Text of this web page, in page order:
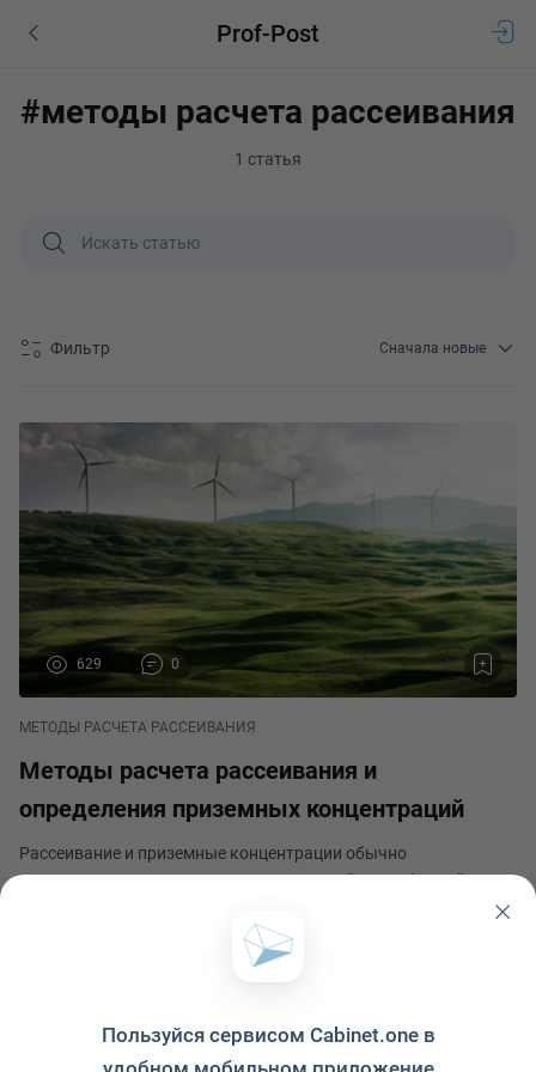
Prof-Post
#методы расчета рассеивания
1 статья
Фильтр Сначала новые
629 0
МЕТОДЫ РАСЧЕТА РАССЕИВАНИЯ
Методы расчета рассеивания и
определения приземных концентраций
Рассеивание и приземные концентрации обычно
рассчитывают с использованием моделей атмосферной
скорость ветра, температура, высота выброса и топография
местности. Приземные концентрации могут быть определены
Дмитрий Кожевников
Опубликовано 25 марта 2024
Пользуйся сервисом Cabinet.one в